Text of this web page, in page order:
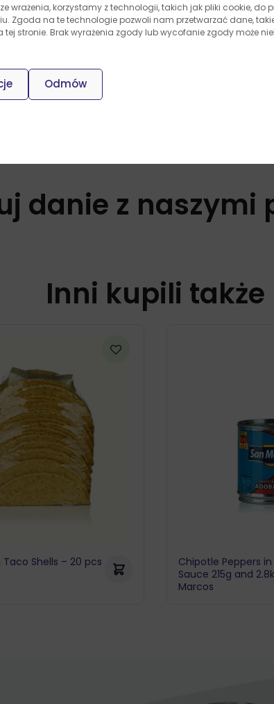
wrażenia, korzystamy z technologii, takich jak pliki cookie, do
Zgoda na te technologie pozwoli nam przetwarzać dane,
stronie. Brak wyrażenia zgody lub wycofanie zgody może
Odmów
Progreso tomato wheat
meals in your own home!
danie z naszymi
Inni kupili także
Taco Shells – 20 pcs
Chipotle Peppers
Sauce 215g and
Marcos